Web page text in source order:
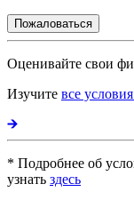
Пожаловаться
Оценивайте свои
Изучите все
* Подробнее об
узнать здесь